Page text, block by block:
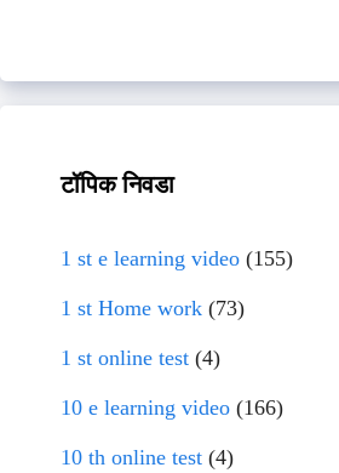
टॉपिक निवडा
1 st e learning video (155)
1 st Home work (73)
1 st online test (4)
10 e learning video (166)
10 th online test (4)